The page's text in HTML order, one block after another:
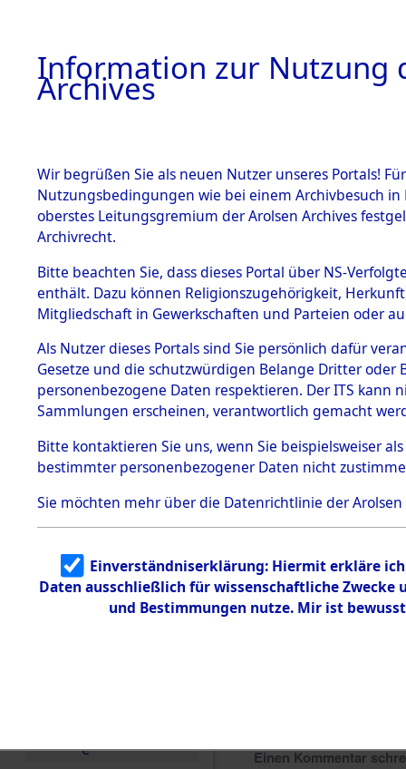
BESTÄNDE
1.
mente
5. Verschiedenes
5.3
Todesmärsche
5.3.1 Alliierte
Erhebungen
zu
Todesmärsch
en
5.3.2
Identifizierun
5.3.3
Todesmärsch
e
Listen
0008
Einen Kommentar
Information zur Nutzung
Archives
Wir begrüßen Sie als neuen Nutzer unseres Portals!
Nutzungsbedingungen wie bei einem Archivbesuch
oberstes Leitungsgremium der Arolsen Archives
Archivrecht.
Bitte beachten Sie, dass dieses Portal über NS-
enthält. Dazu können Religionszugehörigkeit,
Mitgliedschaft in Gewerkschaften und Parteien oder
Als Nutzer dieses Portals sind Sie persönlich dafür
Gesetze und die schutzwürdigen Belange Dritter
personenbezogene Daten respektieren. Der ITS
Sammlungen erscheinen, verantwortlich gemacht
Bitte kontaktieren Sie uns, wenn Sie beispielsweiser
bestimmter personenbezogener Daten nicht
Sie möchten mehr über die Datenrichtlinie der Arolsen
Einverständniserklärung: Hiermit erkläre
Daten ausschließlich für wissenschaftliche
und Bestimmungen nutze. Mir ist